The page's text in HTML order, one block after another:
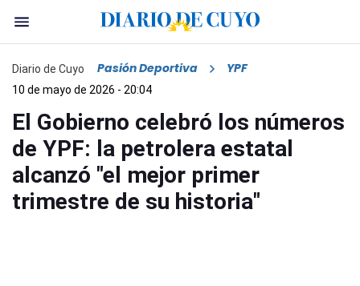
Diario de Cuyo Pasión Deportiva YPF
10 de mayo de 2026 - 20:04
El Gobierno celebró los números
de YPF: la petrolera estatal
alcanzó "el mejor primer
trimestre de su historia"